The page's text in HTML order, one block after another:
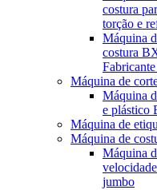
costura
torção e
Máquina
costura
Máquina de
Máquina
e plástico
Máquina de
Máquina de
Máquina
jumbo